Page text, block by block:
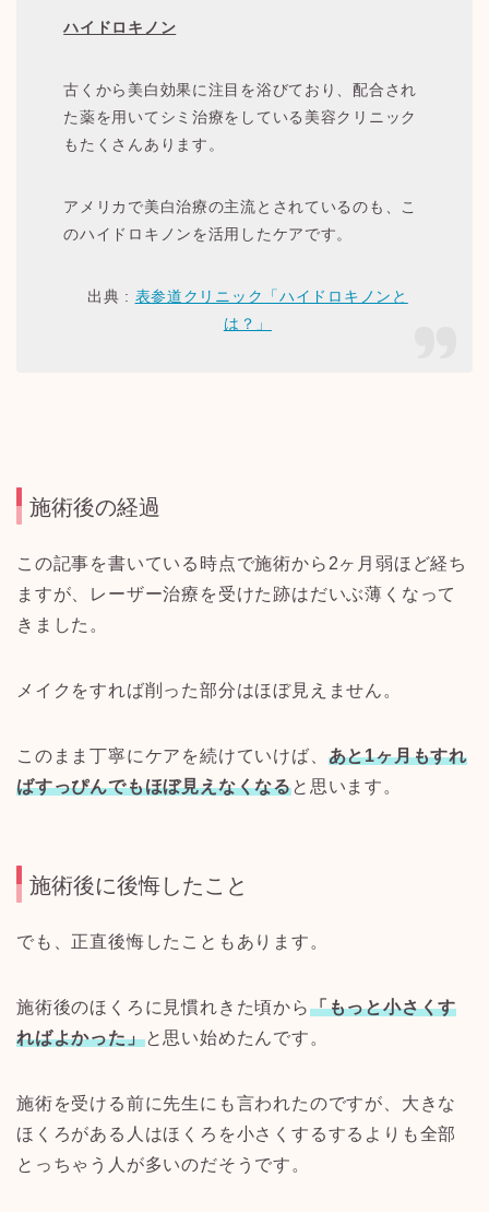
ハイドロキノン
古くから美白効果に注目を浴びており、配合され
た薬を用いてシミ治療をしている美容クリニック
もたくさんあります。
アメリカで美白治療の主流とされているのも、こ
のハイドロキノンを活用したケアです。
出典 : 表参道クリニック「ハイドロキノンと
は？」
施術後の経過
この記事を書いている時点で施術から 2ヶ月弱ほど経ち
ますが、レーザー治療を受けた跡はだいぶ薄くなって
きました。
メイクをすれば削った部分はほぼ見えません。
このまま丁寧にケアを続けていけば、 あと1ヶ月もすれ
ばすっぴんでもほぼ見えなくなると思います。
施術後に後悔したこと
でも、正直後悔したこともあります。
施術後のほくろに見慣れきた頃から「もっと小さくす
ればよかった」と思い始めたんです。
施術を受ける前に先生にも言われたのですが、大きな
ほくろがある人はほくろを小さくするするよりも全部
とっちゃう人が多いのだそうです。